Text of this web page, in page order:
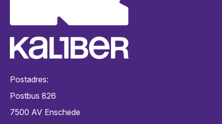
Postadres:
Postbus 826
7500 AV Enschede